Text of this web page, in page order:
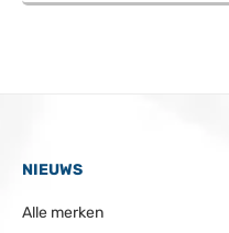
NIEUWS
Alle merken